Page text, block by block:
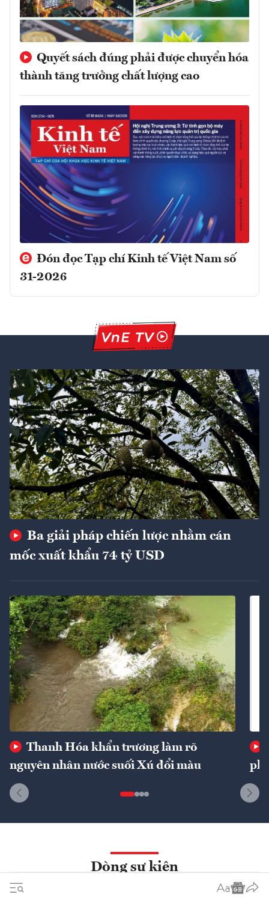
Quyết sách đúng phải được chuyển hóa
thành tăng trưởng chất lượng cao
Đón đọc Tạp chí Kinh tế Việt Nam số
31-2026
Ba giải pháp chiến lược nhằm cán
mốc xuất khẩu 74 tỷ USD
Thanh Hóa khẩn trương làm rõ
nguyên nhân nước suối Xú đổi màu
phí
Dòng sự kiện